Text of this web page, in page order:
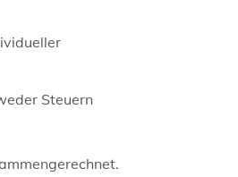
Steuern